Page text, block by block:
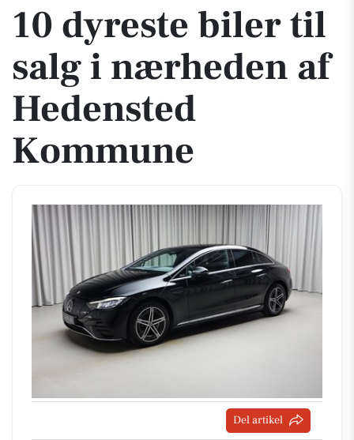
10 dyreste biler til
salg i nærheden af
Hedensted
Kommune
Del artikel